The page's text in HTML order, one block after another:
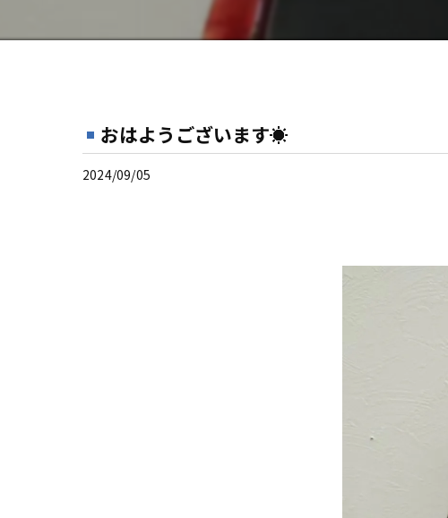
おはようございます☀
2024/09/05